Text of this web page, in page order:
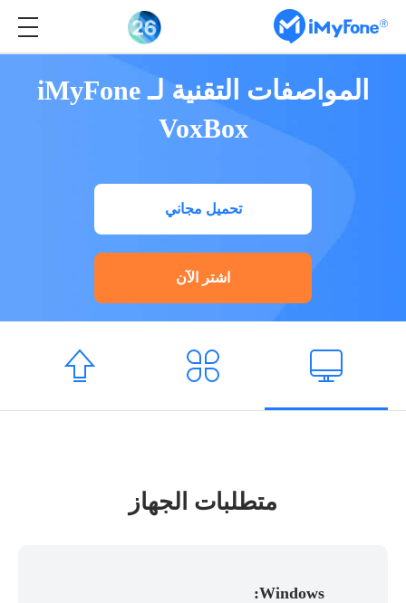
المواصفات التقنية لـ iMyFone
VoxBox
تحميل مجاني
اشتر الآن
متطلبات الجهاز
Windows: